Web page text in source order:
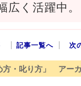
広く活躍中。
記事一覧へ 次
方・叱り方」 アー